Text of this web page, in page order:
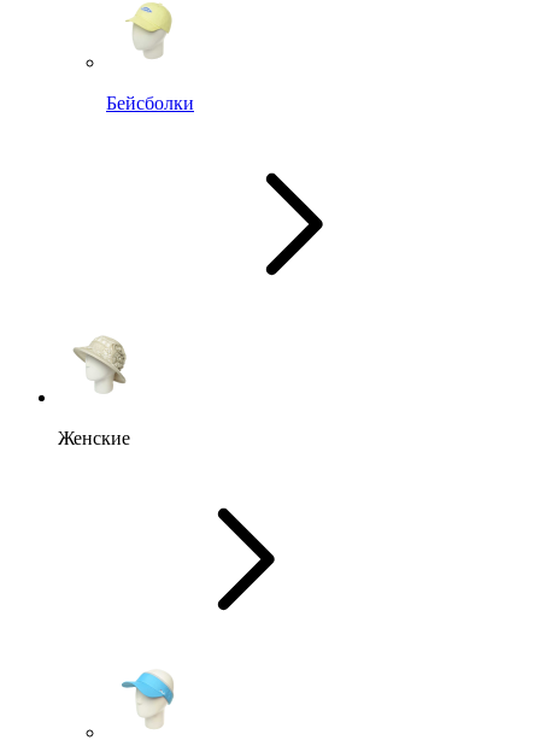
Бейсболки
Женские